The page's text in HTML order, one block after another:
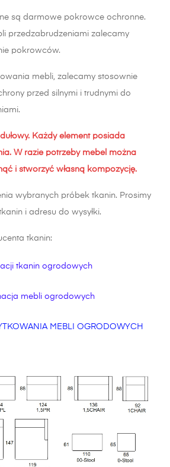
są darmowe pokrowce ochronne.
przedzabrudzeniami zalecamy
pokrowców.
mebli, zalecamy stosownie
przed silnymi i trudnymi do
Każdy element posiada
W razie potrzeby mebel można
i stworzyć własną kompozycję.
wybranych próbek tkanin. Prosimy
i adresu do wysyłki.
tkanin:
tkanin ogrodowych
mebli ogrodowych
MEBLI OGRODOWYCH